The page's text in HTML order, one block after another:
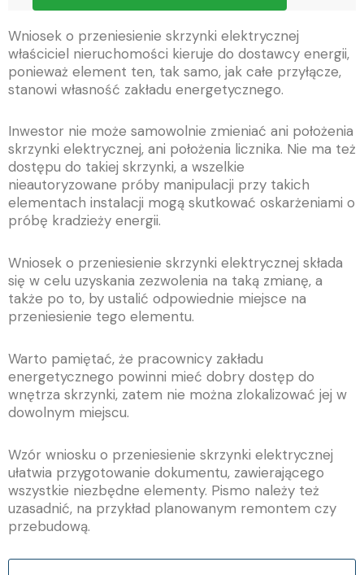
Wniosek o przeniesienie skrzynki elektrycznej
właściciel nieruchomości kieruje do dostawcy energii,
ponieważ element ten, tak samo, jak całe przyłącze,
stanowi własność zakładu energetycznego.
Inwestor nie może samowolnie zmieniać ani położenia
skrzynki elektrycznej, ani położenia licznika. Nie ma też
dostępu do takiej skrzynki, a wszelkie
nieautoryzowane próby manipulacji przy takich
elementach instalacji mogą skutkować oskarżeniami o
próbę kradzieży energii.
Wniosek o przeniesienie skrzynki elektrycznej składa
się w celu uzyskania zezwolenia na taką zmianę, a
także po to, by ustalić odpowiednie miejsce na
przeniesienie tego elementu.
Warto pamiętać, że pracownicy zakładu
energetycznego powinni mieć dobry dostęp do
wnętrza skrzynki, zatem nie można zlokalizować jej w
dowolnym miejscu.
Wzór wniosku o przeniesienie skrzynki elektrycznej
ułatwia przygotowanie dokumentu, zawierającego
wszystkie niezbędne elementy. Pismo należy też
uzasadnić, na przykład planowanym remontem czy
przebudową.